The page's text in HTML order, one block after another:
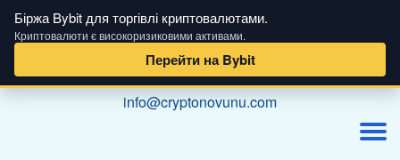
Біржа Bybit для торгівлі криптовалютами.
Криптовалюти є високоризиковими активами.
Перейти на Bybit
info@cryptonovunu.com